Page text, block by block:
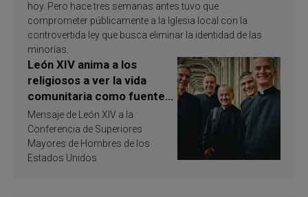
hoy. Pero hace tres semanas antes tuvo que
comprometer públicamente a la Iglesia local con la
controvertida ley que busca eliminar la identidad de las
minorías.
León XIV anima a los
religiosos a ver la vida
comunitaria como fuente
de inspiración y
santificación
Mensaje de León XIV a la
Conferencia de Superiores
Mayores de Hombres de los
Estados Unidos